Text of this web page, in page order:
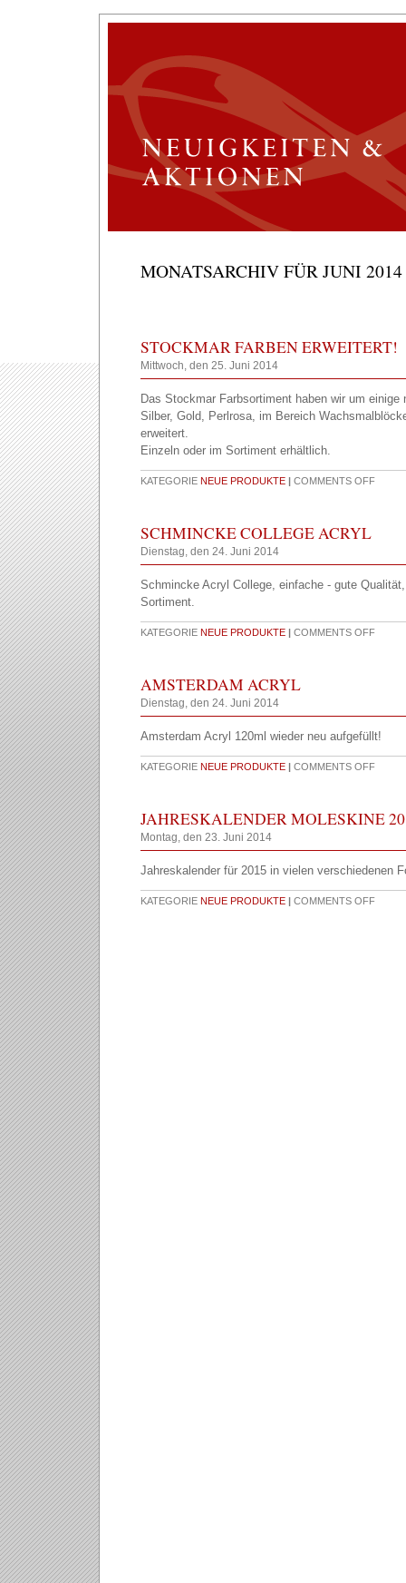
MONATSARCHIV FÜR JUNI 2014
STOCKMAR FARBEN ERWEITERT!
Mittwoch, den 25. Juni 2014
Das Stockmar Farbsortiment haben wir um einige
Silber, Gold, Perlrosa, im Bereich
erweitert.
Einzeln oder im Sortiment erhältlich.
KATEGORIE NEUE PRODUKTE | COMMENTS OFF
SCHMINCKE COLLEGE ACRYL
Dienstag, den 24. Juni 2014
Schmincke Acryl College, einfache - gute
Sortiment.
KATEGORIE NEUE PRODUKTE | COMMENTS OFF
AMSTERDAM ACRYL
Dienstag, den 24. Juni 2014
Amsterdam Acryl 120ml wieder neu aufgefüllt!
KATEGORIE NEUE PRODUKTE | COMMENTS OFF
JAHRESKALENDER MOLESKINE
Montag, den 23. Juni 2014
Jahreskalender für 2015 in vielen verschiedenen
KATEGORIE NEUE PRODUKTE | COMMENTS OFF